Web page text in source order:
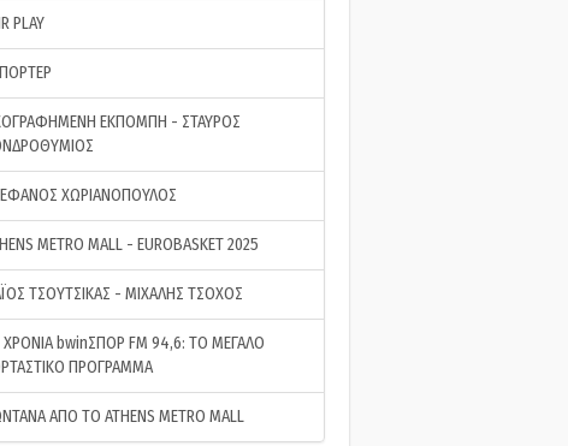
PLAY
ΕΚΠΟΜΠΗ - ΣΤΑΥΡΟΣ
ΧΩΡΙΑΝΟΠΟΥΛΟΣ
METRO MALL - EUROBASKET 2025
ΤΣΟΥΤΣΙΚΑΣ - ΜΙΧΑΛΗΣ ΤΣΟΧΟΣ
ΧΡΟΝΙΑ bwinΣΠΟΡ FM 94,6: ΤΟ ΜΕΓΑΛΟ
ΠΡΟΓΡΑΜΜΑ
ΑΠΟ ΤΟ ATHENS METRO MALL